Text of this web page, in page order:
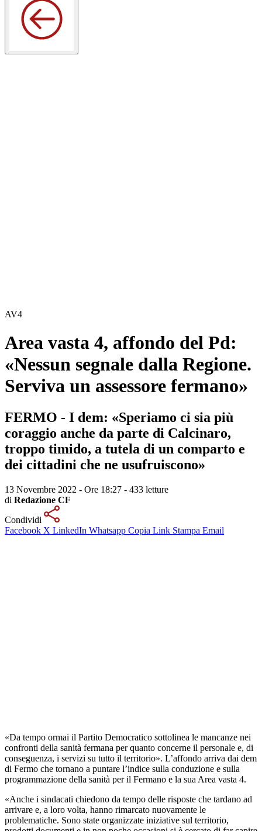
AV4
Area vasta 4, affondo del Pd:
«Nessun segnale dalla Regione.
Serviva un assessore fermano»
FERMO - I dem: «Speriamo ci sia più
coraggio anche da parte di Calcinaro,
troppo timido, a tutela di un comparto e
dei cittadini che ne usufruiscono»
13 Novembre 2022 - Ore 18:27 - 433 letture
di Redazione CF
Condividi
Facebook X LinkedIn Whatsapp Copia Link Stampa Email
«Da tempo ormai il Partito Democratico sottolinea le mancanze nei
confronti della sanità fermana per quanto concerne il personale e, di
conseguenza, i servizi su tutto il territorio». L’affondo arriva dai dem
di Fermo che tornano a puntare l’indice sulla conduzione e sulla
programmazione della sanità per il Fermano e la sua Area vasta 4.
«Anche i sindacati chiedono da tempo delle risposte che tardano ad
arrivare e, a loro volta, hanno rimarcato nuovamente le
problematiche. Sono state organizzate iniziative sul territorio,